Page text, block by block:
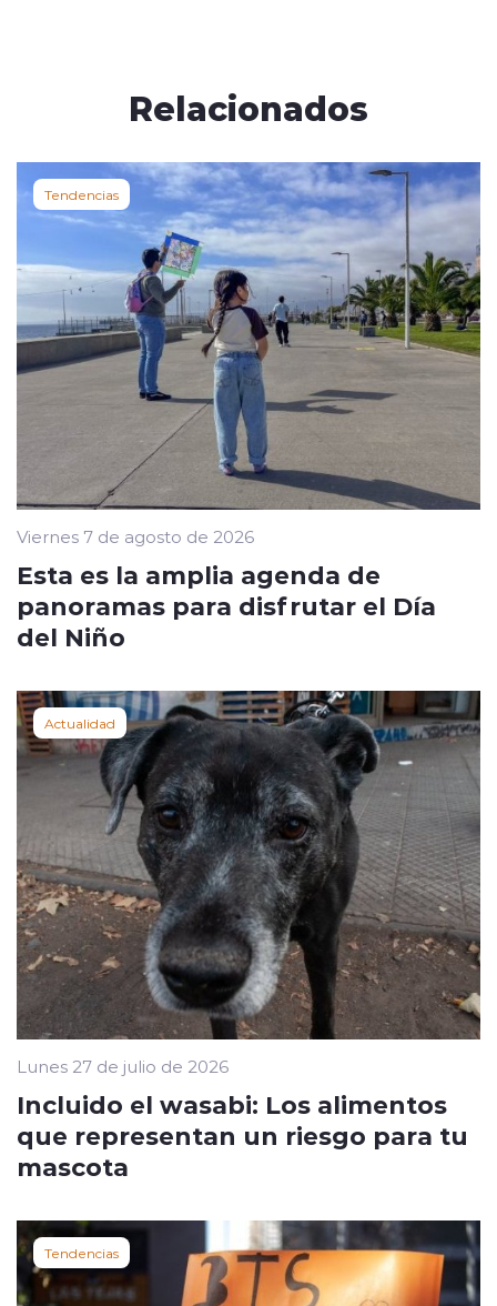
Relacionados
Tendencias
Viernes 7 de agosto de 2026
Esta es la amplia agenda de
panoramas para disfrutar el Día
del Niño
Actualidad
Lunes 27 de julio de 2026
Incluido el wasabi: Los alimentos
que representan un riesgo para tu
mascota
Tendencias